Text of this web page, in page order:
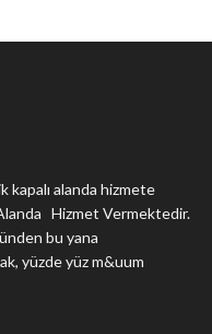
kapalı alanda hizmete
Hizmet Vermektedir.
bu yana
yüzde yüz m&uum